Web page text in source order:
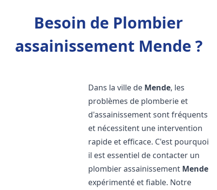
Besoin de Plombier
assainissement Mende ?
Dans la ville de Mende, les
problèmes de plomberie et
d'assainissement sont fréquents
et nécessitent une intervention
rapide et efficace. C'est pourquoi
il est essentiel de contacter un
plombier assainissement Mende
expérimenté et fiable. Notre